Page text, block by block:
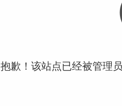
抱歉！该站点已经被管理